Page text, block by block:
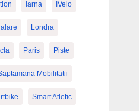
Iarna IVelo
Londra
Paris Piste
Mobilitatii
Smart Atletic